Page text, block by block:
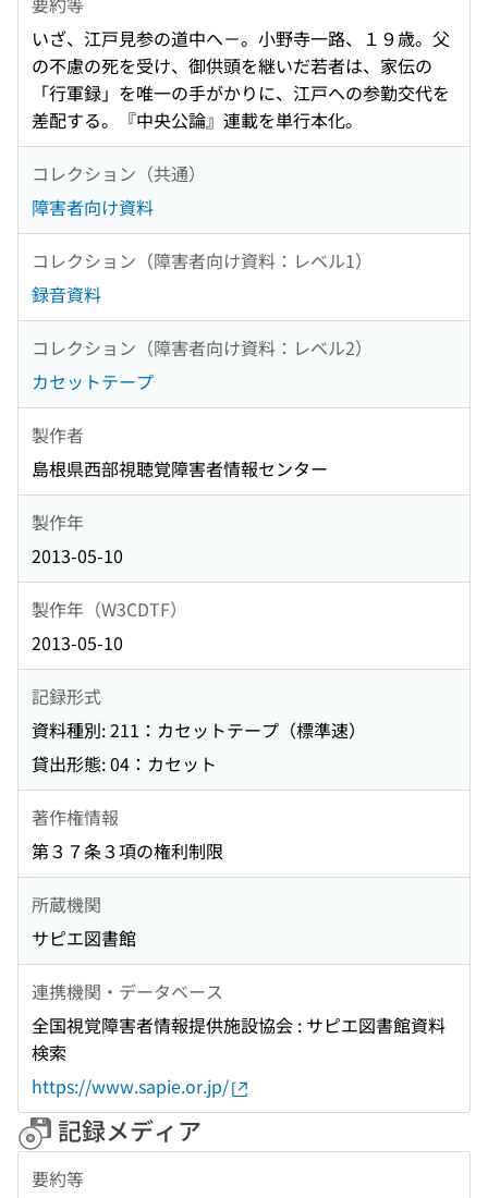
いざ、江戸見参の道中へ－。小野寺一路、１９歳。父
の不慮の死を受け、御供頭を継いだ若者は、家伝の
「行軍録」を唯一の手がかりに、江戸への参勤交代を
差配する。『中央公論』連載を単行本化。
コレクション（共通）
障害者向け資料
コレクション（障害者向け資料：レベル1）
録音資料
コレクション（障害者向け資料：レベル2）
カセットテープ
製作者
島根県西部視聴覚障害者情報センター
製作年
2013-05-10
製作年（W3CDTF）
2013-05-10
記録形式
資料種別: 211：カセットテープ（標準速）
貸出形態: 04：カセット
著作権情報
第３７条３項の権利制限
所蔵機関
サピエ図書館
連携機関・データベース
全国視覚障害者情報提供施設協会 : サピエ図書館資料
検索
https://www.sapie.or.jp/
記録メディア
要約等